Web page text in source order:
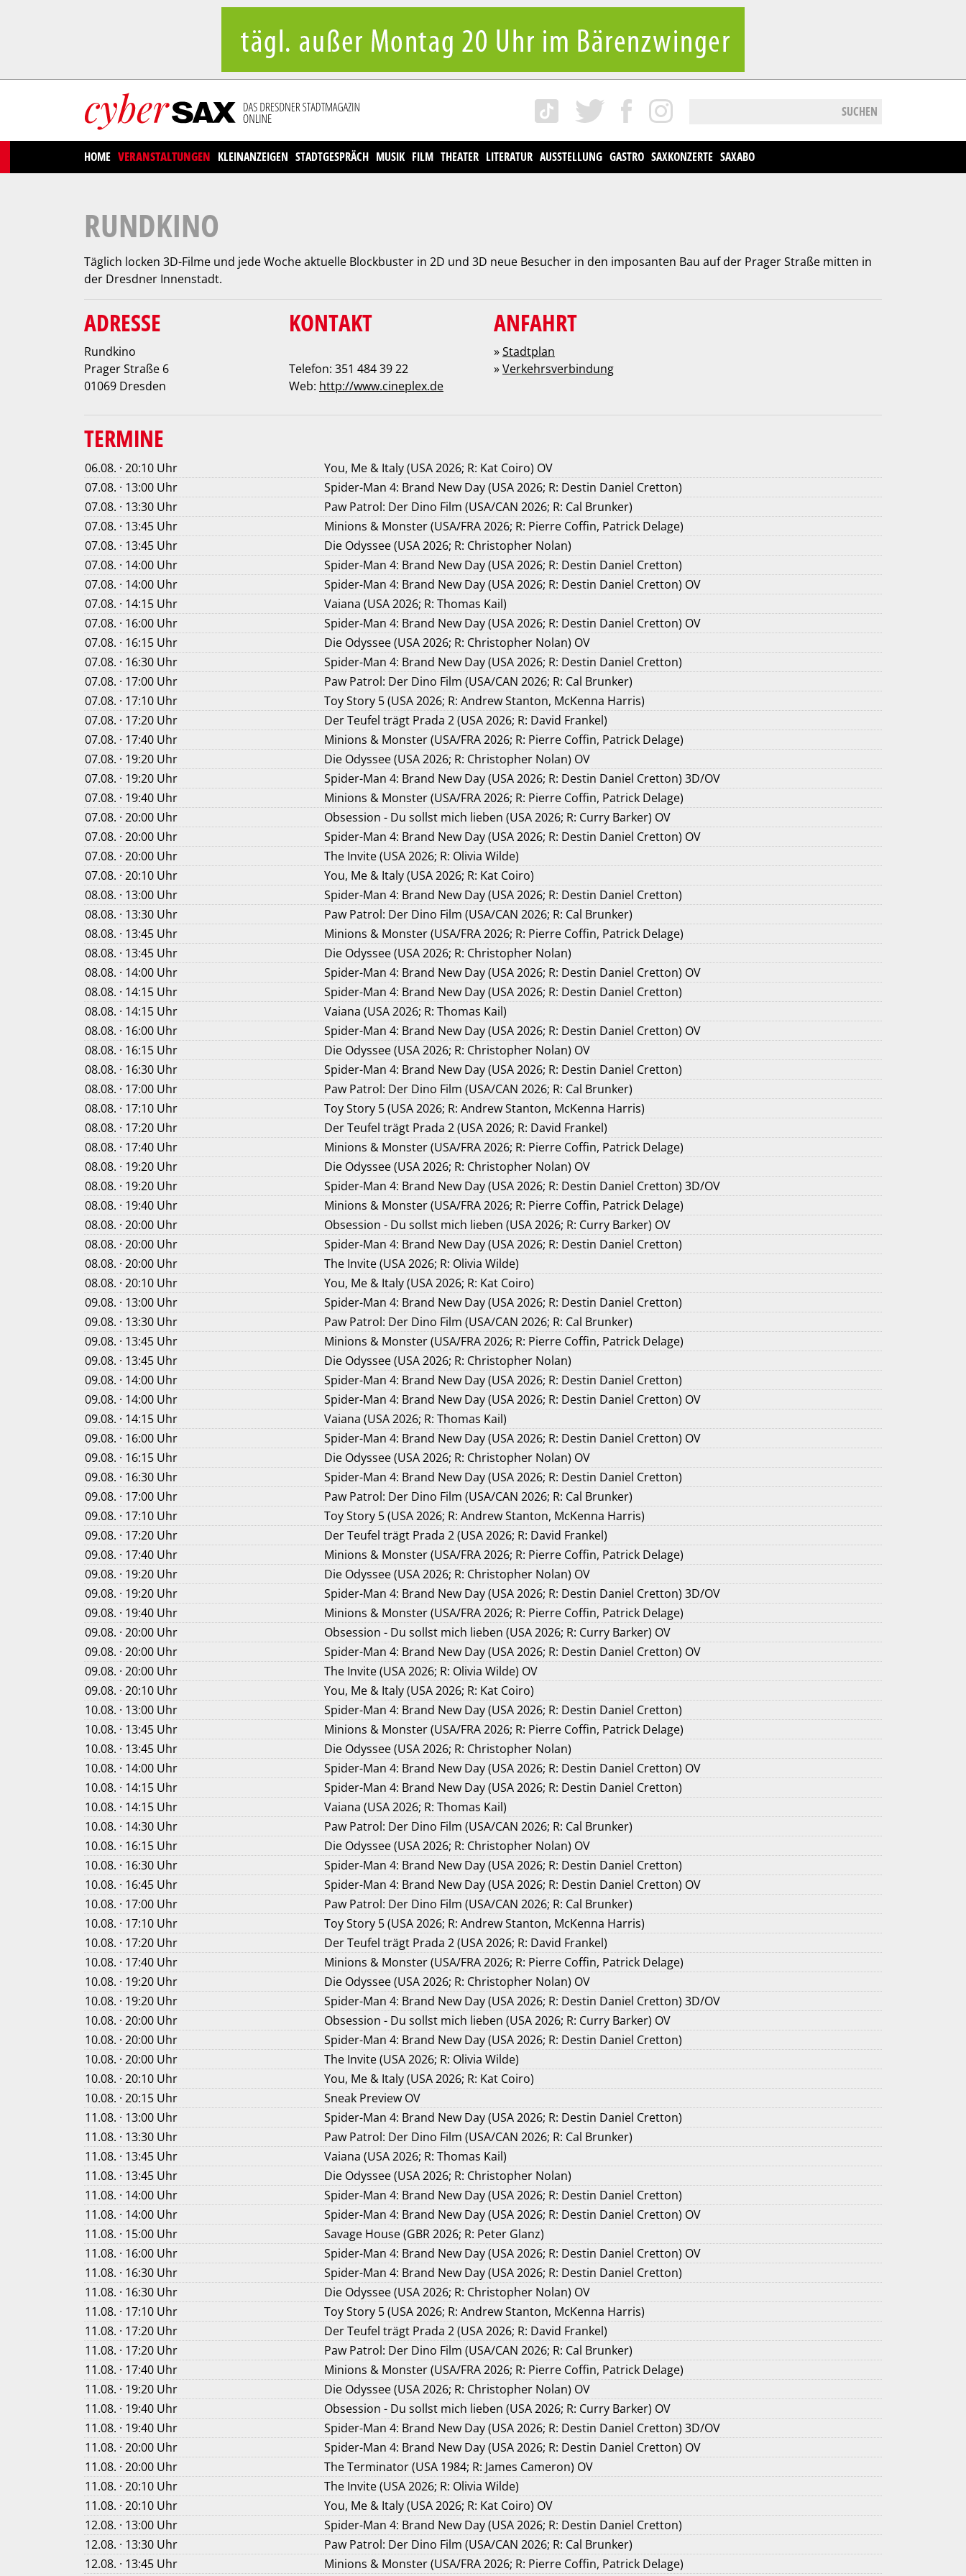
SUCHEN
HOME VERANSTALTUNGEN KLEINANZEIGEN STADTGESPRÄCH MUSIK FILM THEATER LITERATUR AUSSTELLUNG GASTRO SAXKONZERTE SAXABO
RUNDKINO
Täglich locken 3D-Filme und jede Woche aktuelle Blockbuster in 2D und 3D neue Besucher in den imposanten Bau auf der Prager Straße mitten in
der Dresdner Innenstadt.
ADRESSE
Rundkino
Prager Straße 6
01069 Dresden
KONTAKT
Telefon: 351 484 39 22
Web: http://www.cineplex.de
ANFAHRT
»Stadtplan
»Verkehrsverbindung
TERMINE
06.08. · 20:10 Uhr
You, Me & Italy (USA 2026; R: Kat Coiro) OV
07.08. · 13:00 Uhr
Spider-Man 4: Brand New Day (USA 2026; R: Destin Daniel Cretton)
07.08. · 13:30 Uhr
Paw Patrol: Der Dino Film (USA/CAN 2026; R: Cal Brunker)
07.08. · 13:45 Uhr
Minions & Monster (USA/FRA 2026; R: Pierre Coffin, Patrick Delage)
07.08. · 13:45 Uhr
Die Odyssee (USA 2026; R: Christopher Nolan)
07.08. · 14:00 Uhr
Spider-Man 4: Brand New Day (USA 2026; R: Destin Daniel Cretton)
07.08. · 14:00 Uhr
Spider-Man 4: Brand New Day (USA 2026; R: Destin Daniel Cretton) OV
07.08. · 14:15 Uhr
Vaiana (USA 2026; R: Thomas Kail)
07.08. · 16:00 Uhr
Spider-Man 4: Brand New Day (USA 2026; R: Destin Daniel Cretton) OV
07.08. · 16:15 Uhr
Die Odyssee (USA 2026; R: Christopher Nolan) OV
07.08. · 16:30 Uhr
Spider-Man 4: Brand New Day (USA 2026; R: Destin Daniel Cretton)
07.08. · 17:00 Uhr
Paw Patrol: Der Dino Film (USA/CAN 2026; R: Cal Brunker)
07.08. · 17:10 Uhr
Toy Story 5 (USA 2026; R: Andrew Stanton, McKenna Harris)
07.08. · 17:20 Uhr
Der Teufel trägt Prada 2 (USA 2026; R: David Frankel)
07.08. · 17:40 Uhr
Minions & Monster (USA/FRA 2026; R: Pierre Coffin, Patrick Delage)
07.08. · 19:20 Uhr
Die Odyssee (USA 2026; R: Christopher Nolan) OV
07.08. · 19:20 Uhr
Spider-Man 4: Brand New Day (USA 2026; R: Destin Daniel Cretton) 3D/OV
07.08. · 19:40 Uhr
Minions & Monster (USA/FRA 2026; R: Pierre Coffin, Patrick Delage)
07.08. · 20:00 Uhr
Obsession - Du sollst mich lieben (USA 2026; R: Curry Barker) OV
07.08. · 20:00 Uhr
Spider-Man 4: Brand New Day (USA 2026; R: Destin Daniel Cretton) OV
07.08. · 20:00 Uhr
The Invite (USA 2026; R: Olivia Wilde)
07.08. · 20:10 Uhr
You, Me & Italy (USA 2026; R: Kat Coiro)
08.08. · 13:00 Uhr
Spider-Man 4: Brand New Day (USA 2026; R: Destin Daniel Cretton)
08.08. · 13:30 Uhr
Paw Patrol: Der Dino Film (USA/CAN 2026; R: Cal Brunker)
08.08. · 13:45 Uhr
Minions & Monster (USA/FRA 2026; R: Pierre Coffin, Patrick Delage)
08.08. · 13:45 Uhr
Die Odyssee (USA 2026; R: Christopher Nolan)
08.08. · 14:00 Uhr
Spider-Man 4: Brand New Day (USA 2026; R: Destin Daniel Cretton) OV
08.08. · 14:15 Uhr
Spider-Man 4: Brand New Day (USA 2026; R: Destin Daniel Cretton)
08.08. · 14:15 Uhr
Vaiana (USA 2026; R: Thomas Kail)
08.08. · 16:00 Uhr
Spider-Man 4: Brand New Day (USA 2026; R: Destin Daniel Cretton) OV
08.08. · 16:15 Uhr
Die Odyssee (USA 2026; R: Christopher Nolan) OV
08.08. · 16:30 Uhr
Spider-Man 4: Brand New Day (USA 2026; R: Destin Daniel Cretton)
08.08. · 17:00 Uhr
Paw Patrol: Der Dino Film (USA/CAN 2026; R: Cal Brunker)
08.08. · 17:10 Uhr
Toy Story 5 (USA 2026; R: Andrew Stanton, McKenna Harris)
08.08. · 17:20 Uhr
Der Teufel trägt Prada 2 (USA 2026; R: David Frankel)
08.08. · 17:40 Uhr
Minions & Monster (USA/FRA 2026; R: Pierre Coffin, Patrick Delage)
08.08. · 19:20 Uhr
Die Odyssee (USA 2026; R: Christopher Nolan) OV
08.08. · 19:20 Uhr
Spider-Man 4: Brand New Day (USA 2026; R: Destin Daniel Cretton) 3D/OV
08.08. · 19:40 Uhr
Minions & Monster (USA/FRA 2026; R: Pierre Coffin, Patrick Delage)
08.08. · 20:00 Uhr
Obsession - Du sollst mich lieben (USA 2026; R: Curry Barker) OV
08.08. · 20:00 Uhr
Spider-Man 4: Brand New Day (USA 2026; R: Destin Daniel Cretton)
08.08. · 20:00 Uhr
The Invite (USA 2026; R: Olivia Wilde)
08.08. · 20:10 Uhr
You, Me & Italy (USA 2026; R: Kat Coiro)
09.08. · 13:00 Uhr
Spider-Man 4: Brand New Day (USA 2026; R: Destin Daniel Cretton)
09.08. · 13:30 Uhr
Paw Patrol: Der Dino Film (USA/CAN 2026; R: Cal Brunker)
09.08. · 13:45 Uhr
Minions & Monster (USA/FRA 2026; R: Pierre Coffin, Patrick Delage)
09.08. · 13:45 Uhr
Die Odyssee (USA 2026; R: Christopher Nolan)
09.08. · 14:00 Uhr
Spider-Man 4: Brand New Day (USA 2026; R: Destin Daniel Cretton)
09.08. · 14:00 Uhr
Spider-Man 4: Brand New Day (USA 2026; R: Destin Daniel Cretton) OV
09.08. · 14:15 Uhr
Vaiana (USA 2026; R: Thomas Kail)
09.08. · 16:00 Uhr
Spider-Man 4: Brand New Day (USA 2026; R: Destin Daniel Cretton) OV
09.08. · 16:15 Uhr
Die Odyssee (USA 2026; R: Christopher Nolan) OV
09.08. · 16:30 Uhr
Spider-Man 4: Brand New Day (USA 2026; R: Destin Daniel Cretton)
09.08. · 17:00 Uhr
Paw Patrol: Der Dino Film (USA/CAN 2026; R: Cal Brunker)
09.08. · 17:10 Uhr
Toy Story 5 (USA 2026; R: Andrew Stanton, McKenna Harris)
09.08. · 17:20 Uhr
Der Teufel trägt Prada 2 (USA 2026; R: David Frankel)
09.08. · 17:40 Uhr
Minions & Monster (USA/FRA 2026; R: Pierre Coffin, Patrick Delage)
09.08. · 19:20 Uhr
Die Odyssee (USA 2026; R: Christopher Nolan) OV
09.08. · 19:20 Uhr
Spider-Man 4: Brand New Day (USA 2026; R: Destin Daniel Cretton) 3D/OV
09.08. · 19:40 Uhr
Minions & Monster (USA/FRA 2026; R: Pierre Coffin, Patrick Delage)
09.08. · 20:00 Uhr
Obsession - Du sollst mich lieben (USA 2026; R: Curry Barker) OV
09.08. · 20:00 Uhr
Spider-Man 4: Brand New Day (USA 2026; R: Destin Daniel Cretton) OV
09.08. · 20:00 Uhr
The Invite (USA 2026; R: Olivia Wilde) OV
09.08. · 20:10 Uhr
You, Me & Italy (USA 2026; R: Kat Coiro)
10.08. · 13:00 Uhr
Spider-Man 4: Brand New Day (USA 2026; R: Destin Daniel Cretton)
10.08. · 13:45 Uhr
Minions & Monster (USA/FRA 2026; R: Pierre Coffin, Patrick Delage)
10.08. · 13:45 Uhr
Die Odyssee (USA 2026; R: Christopher Nolan)
10.08. · 14:00 Uhr
Spider-Man 4: Brand New Day (USA 2026; R: Destin Daniel Cretton) OV
10.08. · 14:15 Uhr
Spider-Man 4: Brand New Day (USA 2026; R: Destin Daniel Cretton)
10.08. · 14:15 Uhr
Vaiana (USA 2026; R: Thomas Kail)
10.08. · 14:30 Uhr
Paw Patrol: Der Dino Film (USA/CAN 2026; R: Cal Brunker)
10.08. · 16:15 Uhr
Die Odyssee (USA 2026; R: Christopher Nolan) OV
10.08. · 16:30 Uhr
Spider-Man 4: Brand New Day (USA 2026; R: Destin Daniel Cretton)
10.08. · 16:45 Uhr
Spider-Man 4: Brand New Day (USA 2026; R: Destin Daniel Cretton) OV
10.08. · 17:00 Uhr
Paw Patrol: Der Dino Film (USA/CAN 2026; R: Cal Brunker)
10.08. · 17:10 Uhr
Toy Story 5 (USA 2026; R: Andrew Stanton, McKenna Harris)
10.08. · 17:20 Uhr
Der Teufel trägt Prada 2 (USA 2026; R: David Frankel)
10.08. · 17:40 Uhr
Minions & Monster (USA/FRA 2026; R: Pierre Coffin, Patrick Delage)
10.08. · 19:20 Uhr
Die Odyssee (USA 2026; R: Christopher Nolan) OV
10.08. · 19:20 Uhr
Spider-Man 4: Brand New Day (USA 2026; R: Destin Daniel Cretton) 3D/OV
10.08. · 20:00 Uhr
Obsession - Du sollst mich lieben (USA 2026; R: Curry Barker) OV
10.08. · 20:00 Uhr
Spider-Man 4: Brand New Day (USA 2026; R: Destin Daniel Cretton)
10.08. · 20:00 Uhr
The Invite (USA 2026; R: Olivia Wilde)
10.08. · 20:10 Uhr
You, Me & Italy (USA 2026; R: Kat Coiro)
10.08. · 20:15 Uhr
Sneak Preview OV
11.08. · 13:00 Uhr
Spider-Man 4: Brand New Day (USA 2026; R: Destin Daniel Cretton)
11.08. · 13:30 Uhr
Paw Patrol: Der Dino Film (USA/CAN 2026; R: Cal Brunker)
11.08. · 13:45 Uhr
Vaiana (USA 2026; R: Thomas Kail)
11.08. · 13:45 Uhr
Die Odyssee (USA 2026; R: Christopher Nolan)
11.08. · 14:00 Uhr
Spider-Man 4: Brand New Day (USA 2026; R: Destin Daniel Cretton)
11.08. · 14:00 Uhr
Spider-Man 4: Brand New Day (USA 2026; R: Destin Daniel Cretton) OV
11.08. · 15:00 Uhr
Savage House (GBR 2026; R: Peter Glanz)
11.08. · 16:00 Uhr
Spider-Man 4: Brand New Day (USA 2026; R: Destin Daniel Cretton) OV
11.08. · 16:30 Uhr
Spider-Man 4: Brand New Day (USA 2026; R: Destin Daniel Cretton)
11.08. · 16:30 Uhr
Die Odyssee (USA 2026; R: Christopher Nolan) OV
11.08. · 17:10 Uhr
Toy Story 5 (USA 2026; R: Andrew Stanton, McKenna Harris)
11.08. · 17:20 Uhr
Der Teufel trägt Prada 2 (USA 2026; R: David Frankel)
11.08. · 17:20 Uhr
Paw Patrol: Der Dino Film (USA/CAN 2026; R: Cal Brunker)
11.08. · 17:40 Uhr
Minions & Monster (USA/FRA 2026; R: Pierre Coffin, Patrick Delage)
11.08. · 19:20 Uhr
Die Odyssee (USA 2026; R: Christopher Nolan) OV
11.08. · 19:40 Uhr
Obsession - Du sollst mich lieben (USA 2026; R: Curry Barker) OV
11.08. · 19:40 Uhr
Spider-Man 4: Brand New Day (USA 2026; R: Destin Daniel Cretton) 3D/OV
11.08. · 20:00 Uhr
Spider-Man 4: Brand New Day (USA 2026; R: Destin Daniel Cretton) OV
11.08. · 20:00 Uhr
The Terminator (USA 1984; R: James Cameron) OV
11.08. · 20:10 Uhr
The Invite (USA 2026; R: Olivia Wilde)
11.08. · 20:10 Uhr
You, Me & Italy (USA 2026; R: Kat Coiro) OV
12.08. · 13:00 Uhr
Spider-Man 4: Brand New Day (USA 2026; R: Destin Daniel Cretton)
12.08. · 13:30 Uhr
Paw Patrol: Der Dino Film (USA/CAN 2026; R: Cal Brunker)
12.08. · 13:45 Uhr
Minions & Monster (USA/FRA 2026; R: Pierre Coffin, Patrick Delage)